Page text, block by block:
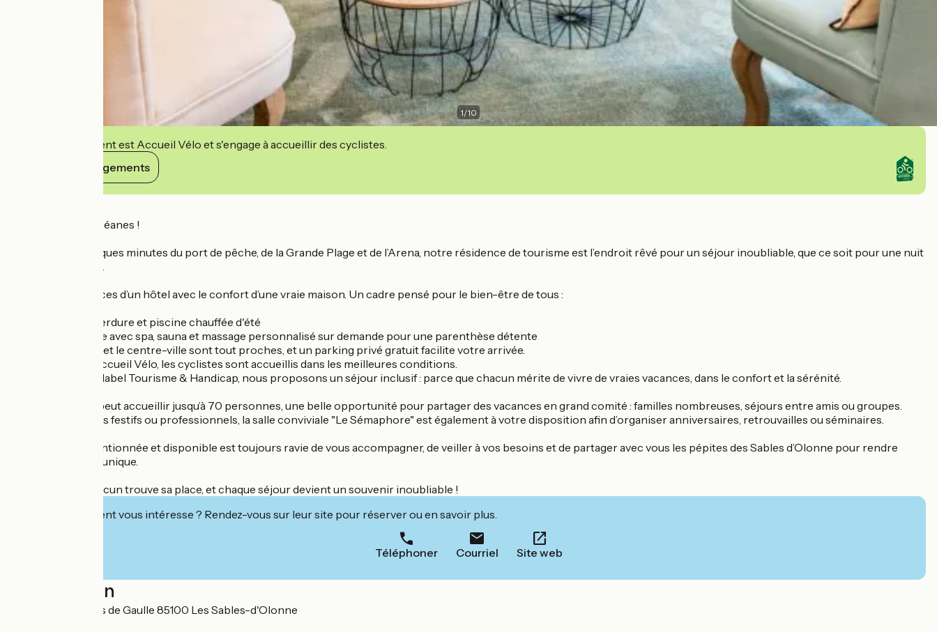
1/10
Cet établissement est Accueil Vélo et s'engage à accueillir des cyclistes.
Voir ses engagements
Bienvenue aux Océanes !
À seulement quelques minutes du port de pêche, de la Grande Plage et de l’Arena, notre résidence de tourisme est l’endroit rêvé pour un séjour inoubliable, que ce soit pour une nuit
ou plusieurs jours.
Profitez des services d’un hôtel avec le confort d’une vraie maison. Un cadre pensé pour le bien-être de tous :
- Vaste écrin de verdure et piscine chauffée d'été
- Espace bien-être avec spa, sauna et massage personnalisé sur demande pour une parenthèse détente
- Les commerces et le centre-ville sont tout proches, et un parking privé gratuit facilite votre arrivée.
- Grâce au label Accueil Vélo, les cyclistes sont accueillis dans les meilleures conditions.
- Engagés avec le label Tourisme & Handicap, nous proposons un séjour inclusif : parce que chacun mérite de vivre de vraies vacances, dans le confort et la sérénité.
Notre résidence peut accueillir jusqu’à 70 personnes, une belle opportunité pour partager des vacances en grand comité : familles nombreuses, séjours entre amis ou groupes.
Pour vos moments festifs ou professionnels, la salle conviviale "Le Sémaphore" est également à votre disposition afin d’organiser anniversaires, retrouvailles ou séminaires.
Notre équipe attentionnée et disponible est toujours ravie de vous accompagner, de veiller à vos besoins et de partager avec vous les pépites des Sables d’Olonne pour rendre
votre expérience unique.
Aux Océanes, chacun trouve sa place, et chaque séjour devient un souvenir inoubliable !
Cet établissement vous intéresse ? Rendez-vous sur leur site pour réserver ou en savoir plus.
Téléphoner Courriel Site web
Localisation
37 avenue Charles de Gaulle 85100 Les Sables-d'Olonne